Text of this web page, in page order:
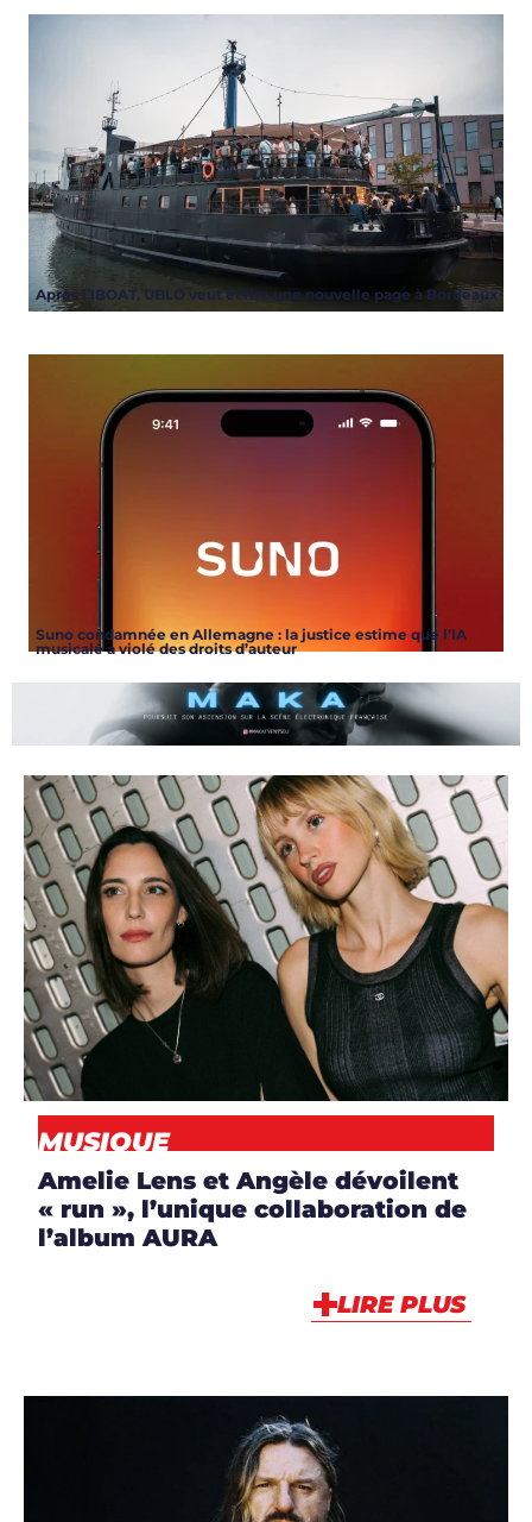
Après l’IBOAT, UBLO veut écrire une nouvelle page à Bordeaux
Suno condamnée en Allemagne : la justice estime que l’IA
musicale a violé des droits d’auteur
ARTICLES,ARTISTES,
ARTISTES,DJS,
MUSIQUE
,NEWS
MUSIQUE
Amelie Lens et Angèle dévoilent
« run », l’unique collaboration de
l’album AURA
LIRE PLUS